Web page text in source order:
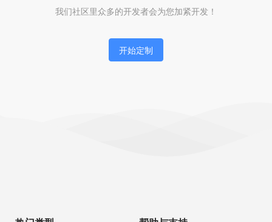
我们社区里众多的开发者会为您加紧开发！
开始定制